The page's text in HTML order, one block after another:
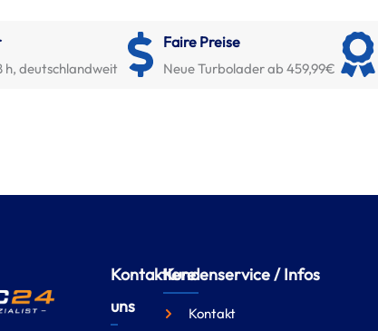
h, deutschlandweit
Faire Preise
Neue Turbolader ab 459,99€
Kontaktiere
uns
Kundenservice / Infos
Kontakt